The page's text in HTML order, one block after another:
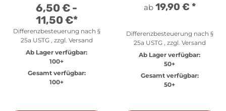
6,50 € -
11,50 €*
Differenzbesteuerung nach §
25a USTG , zzgl. Versand
Ab Lager verfügbar:
100+
Gesamt verfügbar:
100+
ab 19,90 € *
Differenzbesteuerung nach §
25a USTG , zzgl. Versand
Ab Lager verfügbar:
50+
Gesamt verfügbar:
50+